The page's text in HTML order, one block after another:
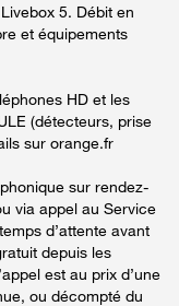
5. Débit en
et équipements
HD et les
(détecteurs, prise
sur orange.fr
sur rendez-
via appel au Service
d’attente avant
depuis les
est au prix d’une
ou décompté du